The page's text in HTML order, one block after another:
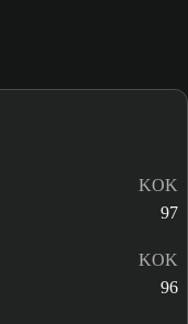
KOK
97
KOK
96